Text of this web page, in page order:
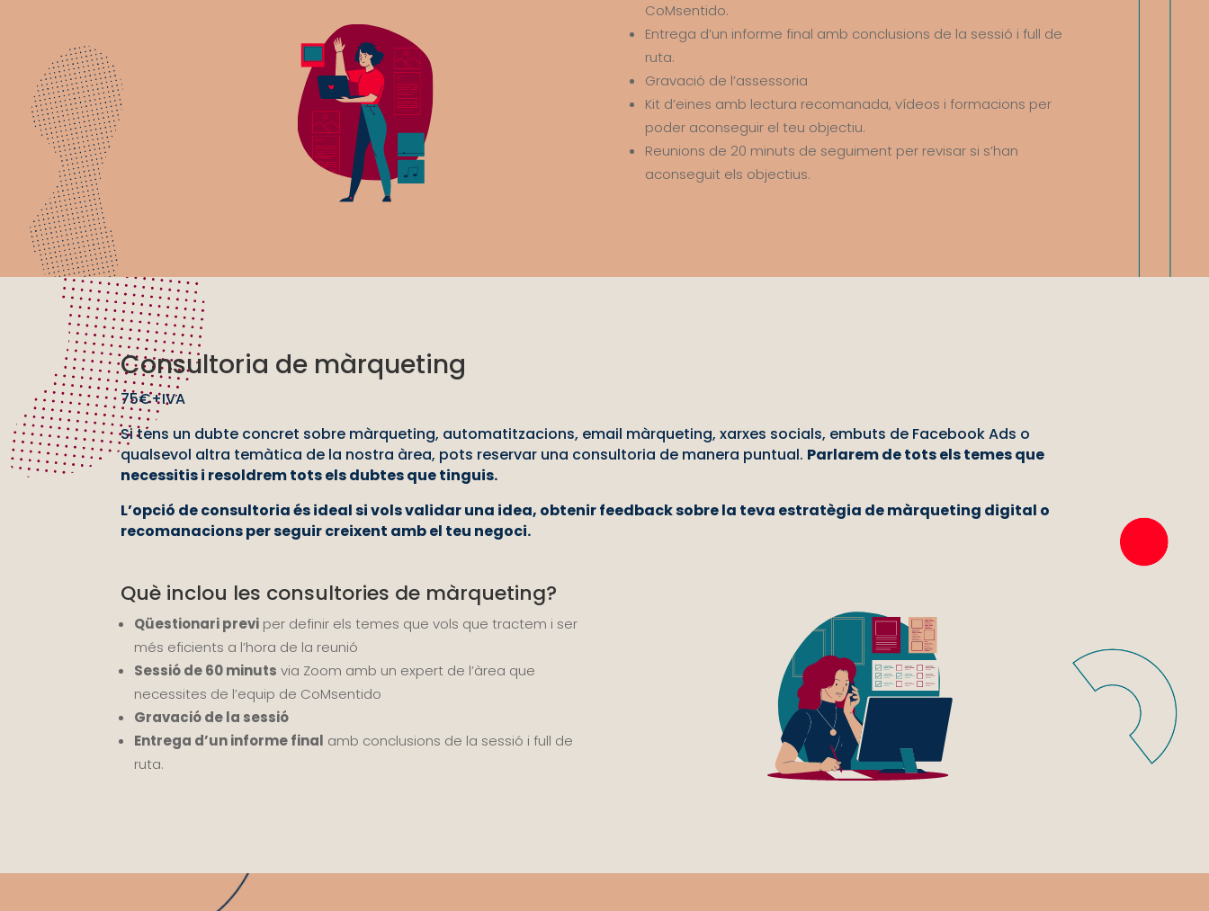
CoMsentido.
Entrega d’un informe final amb conclusions de la sessió i full de
ruta.
Gravació de l’assessoria
Kit d’eines amb lectura recomanada, vídeos i formacions per
poder aconseguir el teu objectiu.
Reunions de 20 minuts de seguiment per revisar si s’han
aconseguit els objectius.
Consultoria de màrqueting
75€+IVA
Si tens un dubte concret sobre màrqueting, automatitzacions, email màrqueting, xarxes socials, embuts de FacebookAds o
qualsevol altra temàtica de la nostra àrea, pots reservar una consultoria de manera puntual. Parlarem de tots els temes que
necessitis i resoldrem tots els dubtes que tinguis.
L’opció de consultoria és ideal si vols validar una idea, obtenir feedback sobre la teva estratègia de màrqueting digital o
recomanacions per seguir creixent amb el teu negoci.
Què inclou les consultories de màrqueting?
Qüestionari previ per definir els temes que vols que tractem i ser
més eficients a l’hora de la reunió
Sessió de 60 minuts via Zoom amb un expert de l’àrea que
necessites de l’equip de CoMsentido
Gravació de la sessió
Entrega d’un informe final amb conclusions de la sessió i full de
ruta.